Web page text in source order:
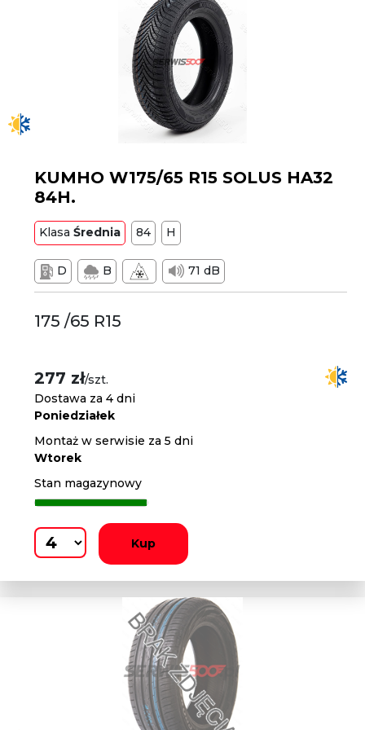
KUMHO W175/65 R15 SOLUS HA32
84H.
KlasaŚrednia 84 H
D B 71 dB
175 /65 R15
277 zł/szt.
Dostawa za 4 dni
Poniedziałek
Montaż w serwisie za 5 dni
Wtorek
Stan magazynowy
Kup